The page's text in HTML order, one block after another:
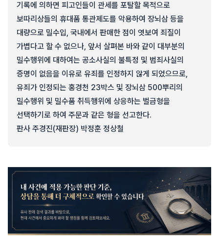
기록에 의하면 피고인들이 관세를 포탈할 목적으로
보따리상들의 휴대품 통관제도를 악용하여 장뇌삼 등을
대량으로 밀수입, 국내에서 판매한 점이 엿보여 죄질이
가볍다고 할 수 없으나, 앞서 살펴본 바와 같이 대부분의
밀수행위에 대하여는 공소사실의 불특정 및 범죄사실의
증명이 없음을 이유로 유죄를 인정하지 않게 되었으므로,
유죄가 인정되는 홍경천 23박스 및 장뇌삼 500뿌리의
밀수행위 및 밀수품 취득행위에 상응하는 벌금형을
선택하기로 하여 주문과 같은 형을 선고한다.
판사 주경진(재판장) 박정훈 정상철